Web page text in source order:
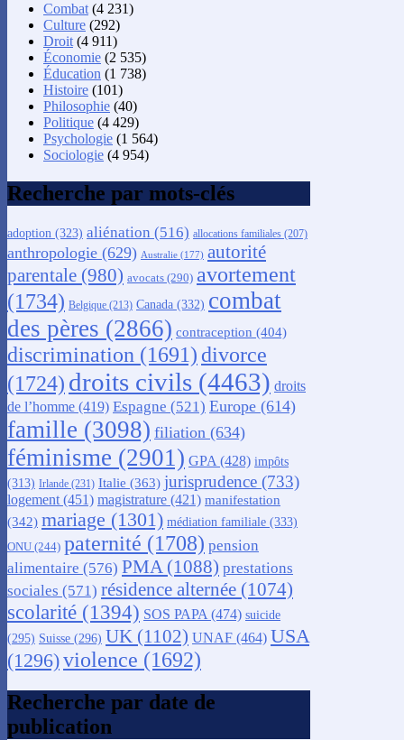
Combat(4 231)
Culture (292)
Droit(4 911)
Économie (2 535)
Éducation (1 738)
Histoire (101)
Philosophie (40)
Politique (4 429)
Psychologie (1 564)
Sociologie (4 954)
Recherche par mots-clés
adoption (323) aliénation (516) allocations familiales (207)
anthropologie (629) Australie (177) autorité
parentale (980) avocats (290) avortement
(1734) Belgique (213) Canada (332) combat
des pères (2866) contraception (404)
discrimination (1691) divorce
(1724) droits civils (4463) droits
de l’homme (419) Espagne (521) Europe (614)
famille (3098) filiation (634)
féminisme (2901) GPA (428) impôts
(313) Irlande (231) Italie (363) jurisprudence (733)
logement (451) magistrature (421) manifestation
(342) mariage (1301) médiation familiale (333)
ONU (244) paternité (1708) pension
alimentaire (576) PMA(1088) prestations
sociales (571) résidence alternée (1074)
scolarité (1394) SOS PAPA(474) suicide
(295) Suisse (296) UK (1102) UNAF (464) USA
(1296)violence (1692)
Recherche par date de
publication